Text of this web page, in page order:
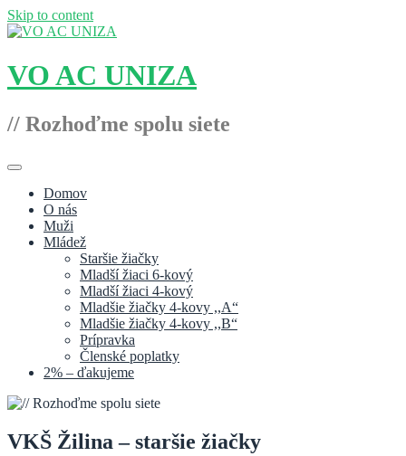
Skip to content
VO AC UNIZA
// Rozhoďme spolu siete
Domov
O nás
Muži
Mládež
Staršie žiačky
Mladší žiaci 6-kový
Mladší žiaci 4-kový
Mladšie žiačky 4-kovy ,,A“
Mladšie žiačky 4-kovy ,,B“
Prípravka
Členské poplatky
2% – ďakujeme
VKŠ Žilina – staršie žiačky